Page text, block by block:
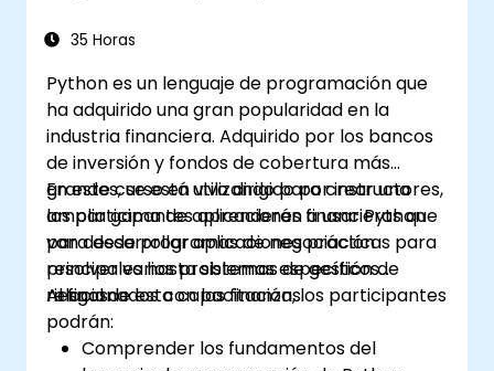
35 Horas
Python es un lenguaje de programación que
ha adquirido una gran popularidad en la
industria financiera. Adquirido por los bancos
de inversión y fondos de cobertura más
grandes, se está utilizando para crear una
amplia gama de aplicaciones financieras que
van desde programas de negociación
principales hasta sistemas de gestión de
riesgos.
En este curso en vivo dirigido por instructores,
los participantes aprenderán a usar Python
para desarrollar aplicaciones prácticas para
resolver varios problemas específicos
relacionados con las finanzas.
Al final de esta capacitación, los participantes
podrán:
Comprender los fundamentos del